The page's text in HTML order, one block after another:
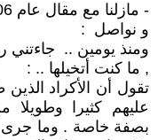
- مازلنا مع مقال عام 2006 -
و نواصل :
ومنذ يومين ..
, ما كنت أتخيلها .. :
تقول أن الأكراد
عليهم كثيرا
بصفة خاصة . وما جرى